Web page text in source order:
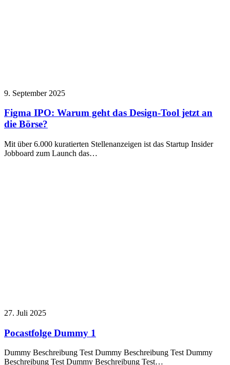
9. September 2025
Figma IPO: Warum geht das Design-Tool jetzt an
die Börse?
Mit über 6.000 kuratierten Stellenanzeigen ist das Startup Insider
Jobboard zum Launch das…
27. Juli 2025
Pocastfolge Dummy 1
Dummy Beschreibung Test Dummy Beschreibung Test Dummy
Beschreibung Test Dummy Beschreibung Test…